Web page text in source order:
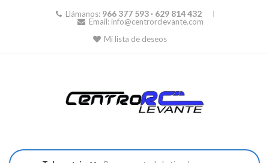
Llámanos: 966 377 593 · 629 814 432
Email: info@centrorclevante.com
Mi lista de deseos